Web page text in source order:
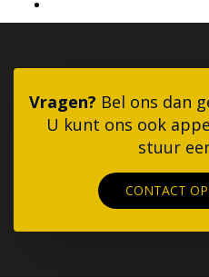
Vragen? Bel ons dan
U kunt ons ook
stuur
CONTACT